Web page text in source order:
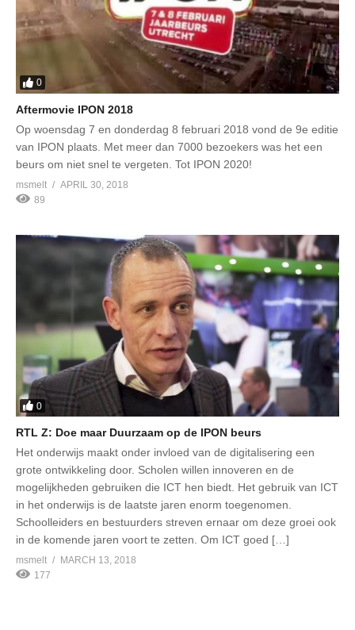
0
Aftermovie IPON 2018
Op woensdag 7 en donderdag 8 februari 2018 vond de 9e editie
van IPON plaats. Met meer dan 7000 bezoekers was het een
beurs om niet snel te vergeten. Tot IPON 2020!
msmelt
APRIL 30, 2018
89
0
RTL Z: Doe maar Duurzaam op de IPON beurs
Het onderwijs maakt onder invloed van de digitalisering een
grote ontwikkeling door. Scholen willen innoveren en de
mogelijkheden gebruiken die ICT hen biedt. Het gebruik van ICT
in het onderwijs is de laatste jaren enorm toegenomen.
Schoolleiders en bestuurders streven ernaar om deze groei ook
in de komende jaren voort te zetten. Om ICT goed […]
msmelt
MARCH 13, 2018
177